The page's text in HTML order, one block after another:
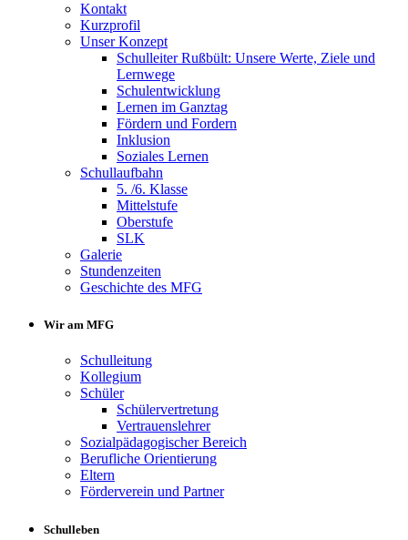
Kontakt
Kurzprofil
Unser Konzept
Schulleiter Rußbült: Unsere Werte, Ziele und
Lernwege
Schulentwicklung
Lernen im Ganztag
Fördern und Fordern
Inklusion
Soziales Lernen
Schullaufbahn
5. /6. Klasse
Mittelstufe
Oberstufe
SLK
Galerie
Stundenzeiten
Geschichte des MFG
Wir am MFG
Schulleitung
Kollegium
Schüler
Schülervertretung
Vertrauenslehrer
Sozialpädagogischer Bereich
Berufliche Orientierung
Eltern
Förderverein und Partner
Schulleben